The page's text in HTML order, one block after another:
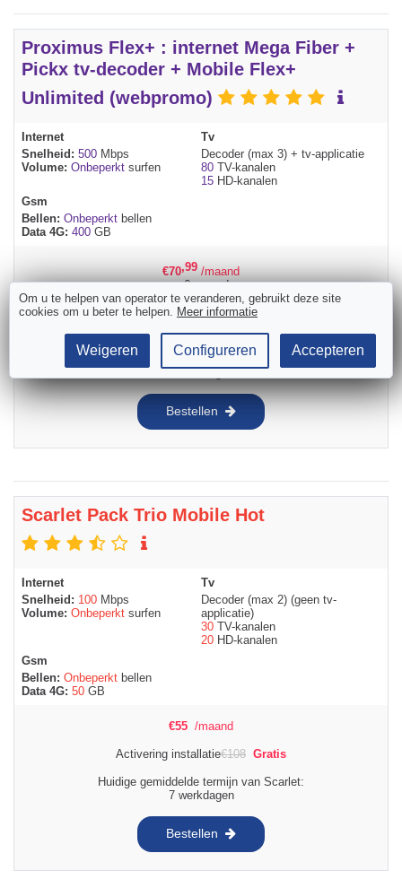
Proximus Flex+ : internet Mega Fiber +
Pickx tv-decoder + Mobile Flex+
Unlimited (webpromo)
Internet
Snelheid: 500 Mbps
Volume: Onbeperkt surfen
Tv
Decoder (max 3) + tv-applicatie
80 TV-kanalen
15 HD-kanalen
Gsm
Bellen: Onbeperkt bellen
Data 4G: 400 GB
€70,99 /maand
voor 6 maanden,
dan €115,99/maand
Activering installatie€79 Gratis
Huidige gemiddelde termijn van Proximus:
5 werkdagen
Bestellen
Scarlet Pack Trio Mobile Hot
Internet
Snelheid: 100 Mbps
Volume: Onbeperkt surfen
Tv
Decoder (max 2) (geen tv-
applicatie)
30 TV-kanalen
20 HD-kanalen
Gsm
Bellen: Onbeperkt bellen
Data 4G: 50 GB
€55 /maand
Activering installatie€108 Gratis
Huidige gemiddelde termijn van Scarlet:
7 werkdagen
Bestellen
Om u te helpen van operator te veranderen, gebruikt deze site
cookies om u beter te helpen. Meer informatie
Weigeren Configureren Accepteren